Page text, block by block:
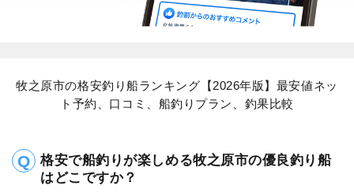
牧之原市の格安釣り船ランキング【2026年版】最安値ネッ
ト予約、口コミ、船釣りプラン、釣果比較
格安で船釣りが楽しめる牧之原市の優良釣り船
はどこですか？